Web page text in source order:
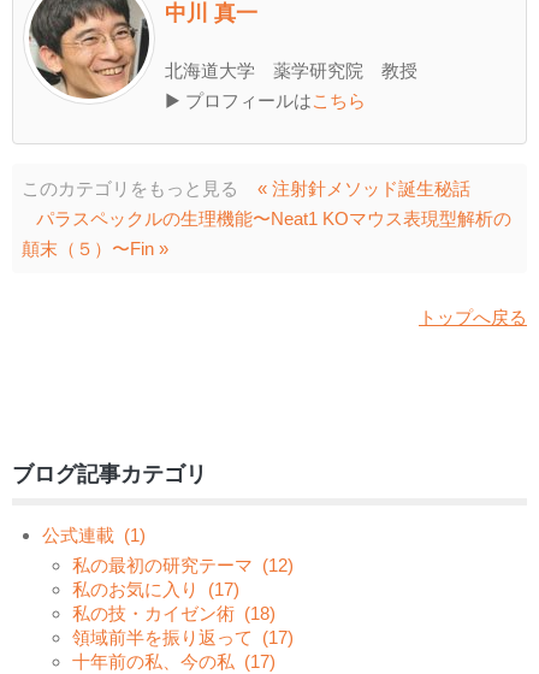
中川 真一
北海道大学 薬学研究院 教授
▶ プロフィールはこちら
このカテゴリをもっと見る
« 注射針メソッド誕生秘話
パラスペックルの生理機能〜Neat1 KOマウス表現型解析の
顛末（５）〜Fin »
トップへ戻る
ブログ記事カテゴリ
公式連載 (1)
私の最初の研究テーマ (12)
私のお気に入り
(17)
私の技・カイゼン術 (18)
領域前半を振り返って
(17)
十年前の私、今の私 (17)